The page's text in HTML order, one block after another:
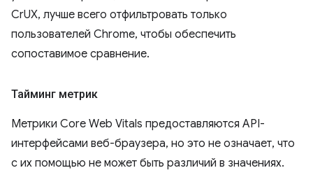
CrUX, лучше всего отфильтровать только
пользователей Chrome, чтобы обеспечить
сопоставимое сравнение.
Тайминг метрик
Метрики Core Web Vitals предоставляются API-
интерфейсами веб-браузера, но это не означает, что
с их помощью не может быть различий в значениях.